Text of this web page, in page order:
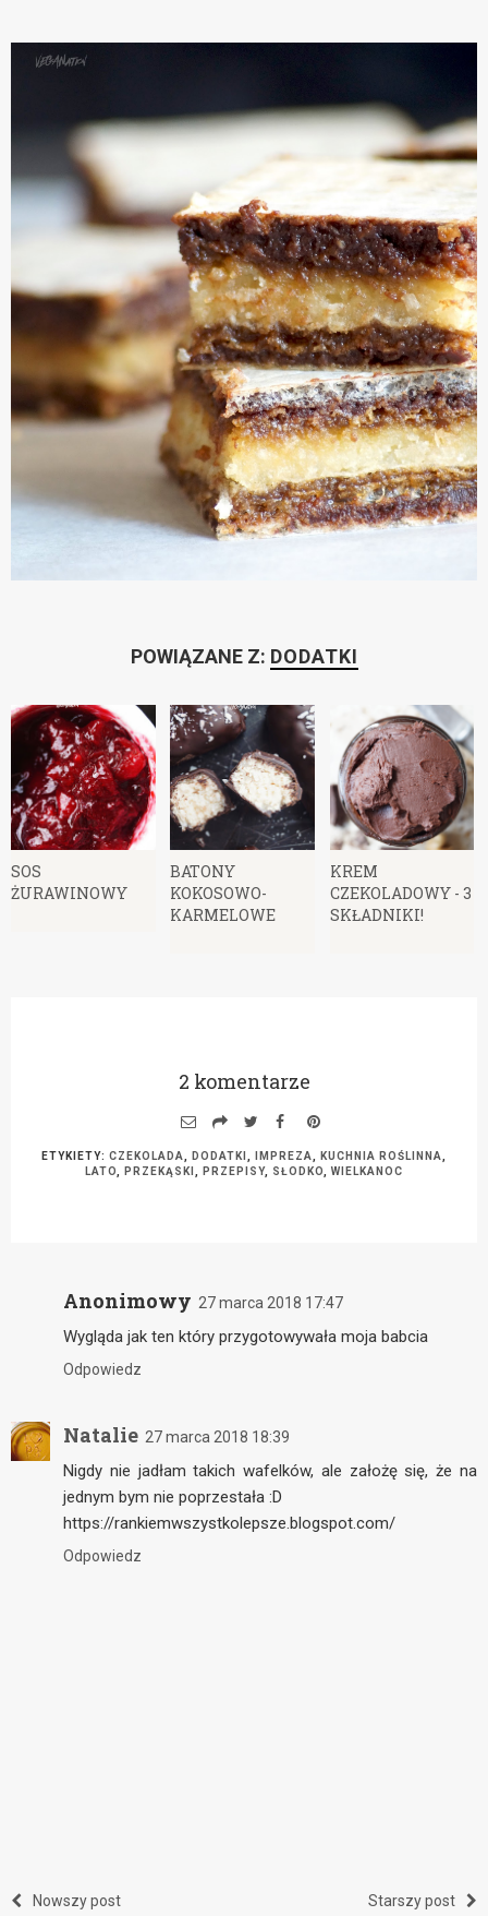
POWIĄZANE Z: DODATKI
SOS
ŻURAWINOWY
BATONY
KOKOSOWO-
KARMELOWE
KREM
CZEKOLADOWY - 3
SKŁADNIKI!
2 komentarze
ETYKIETY: CZEKOLADA DODATKI IMPREZA KUCHNIA ROŚLINNA
LATO
PRZEKĄSKI PRZEPISY, SŁODKO WIELKANOC
Anonimowy 27 marca 2018 17:47
Wygląda jak ten który przygotowywała moja babcia
Odpowiedz
Natalie 27 marca 2018 18:39
Nigdy nie jadłam takich wafelków, ale założę się, że na
jednym bym nie poprzestała :D
https://rankiemwszystkolepsze.blogspot.com/
Odpowiedz
Nowszy post Starszy post